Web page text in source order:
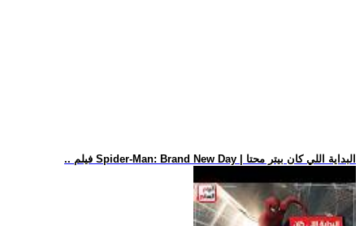
.. فيلم Spider-Man: Brand New Day | البداية اللي كان بيتر محتا